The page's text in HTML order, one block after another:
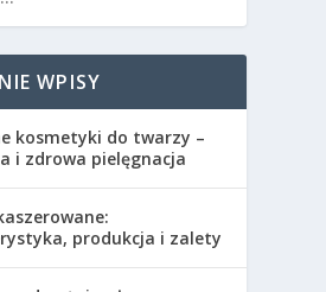
WPISY
kosmetyki do twarzy –
i zdrowa pielęgnacja
produkcja i zalety